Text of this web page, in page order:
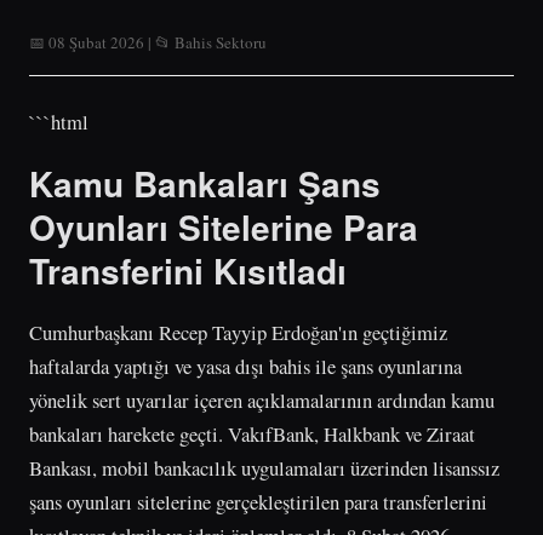
📅 08 Şubat 2026 | 📂 Bahis Sektoru
```html
Kamu Bankaları Şans
Oyunları Sitelerine Para
Transferini Kısıtladı
Cumhurbaşkanı Recep Tayyip Erdoğan'ın geçtiğimiz
haftalarda yaptığı ve yasa dışı bahis ile şans oyunlarına
yönelik sert uyarılar içeren açıklamalarının ardından kamu
bankaları harekete geçti. VakıfBank, Halkbank ve Ziraat
Bankası, mobil bankacılık uygulamaları üzerinden lisanssız
şans oyunları sitelerine gerçekleştirilen para transferlerini